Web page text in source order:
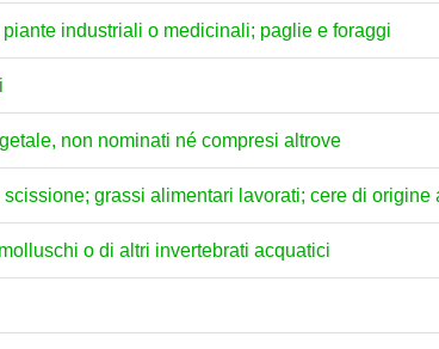
industriali o medicinali; paglie e foraggi
non nominati né compresi altrove
grassi alimentari lavorati; cere di origine
o di altri invertebrati acquatici